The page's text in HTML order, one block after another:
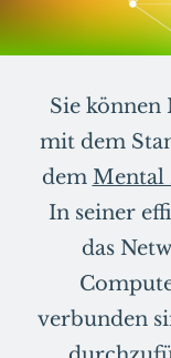
Sie
mit dem
dem Mental
In seiner
das
verbunden